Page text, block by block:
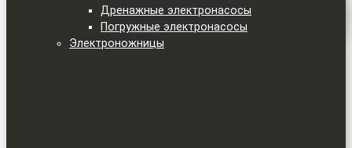
Дренажные электронасосы
Погружные электронасосы
Электроножницы